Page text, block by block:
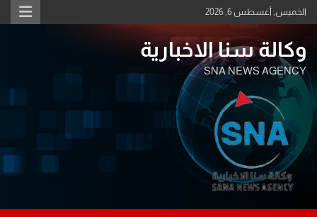
Skip
to
الخميس, أغسطس 6, 2026
وكالة سنا الاخبارية
SNA NEWS AGENCY